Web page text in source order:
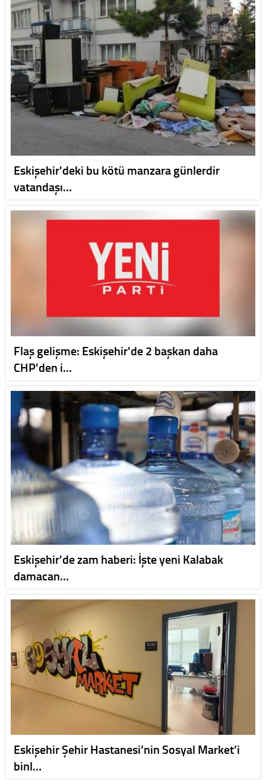
Eskişehir'deki bu kötü manzara günlerdir
vatandaşı…
Flaş gelişme: Eskişehir'de 2 başkan daha
CHP'den i…
Eskişehir'de zam haberi: İşte yeni Kalabak
damacan…
Eskişehir Şehir Hastanesi’nin Sosyal Market’i
binl…